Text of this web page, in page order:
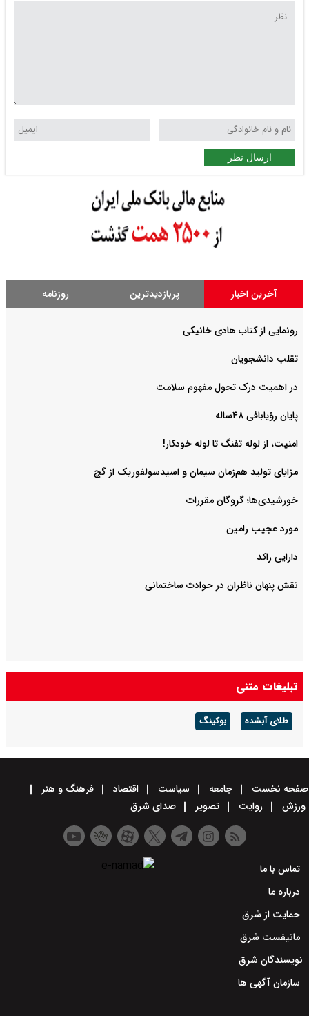
ارسال نظر
آخرین اخبار پربازدیدترین روزنامه
رونمایی از کتاب هادی خانیکی
‌تقلب دانشجویان
در اهمیت درک تحول مفهوم سلامت
پایان رؤیابافی ۴۸ساله
امنیت، از لوله تفنگ تا ‌لوله خودکار!
مزایای تولید هم‌زمان سیمان و اسیدسولفوریک از گچ
خورشیدی‌ها؛ گروگان مقررات
مورد عجیب رامین
دارایی راکد
نقش پنهان ناظران در حوادث ساختمانی
تبلیغات متنی
طلای آبشده بوکینگ
صفحه نخست جامعه سیاست اقتصاد
فرهنگ و هنر
ورزش
روایت تصویر صدای شرق
تماس با ما
درباره ما
حمایت از شرق
مانیفست شرق
نویسندگان شرق
سازمان آگهی ها